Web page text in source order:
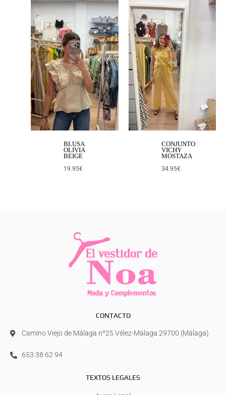
BLUSA
OLIVIA
BEIGE
19.95€
CONJUNTO
VICHY
MOSTAZA
34.95€
CONTACTO
Camino Viejo de Málaga nº25 Vélez-Málaga 29700 (Málaga)
653 38 62 94
TEXTOS LEGALES